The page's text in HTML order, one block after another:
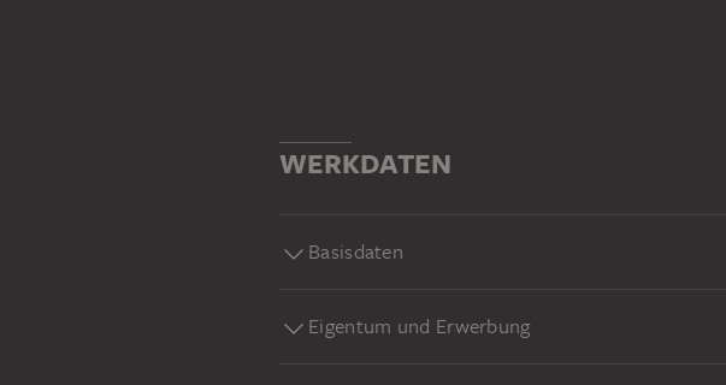
WERKDATEN
Basisdaten
Eigentum und Erwerbung